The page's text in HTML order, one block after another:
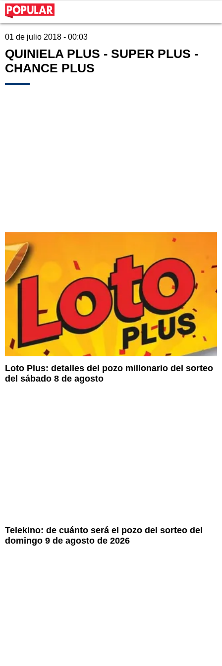
01 de julio 2018 - 00:03
QUINIELA PLUS - SUPER PLUS -
CHANCE PLUS
Loto Plus: detalles del pozo millonario del sorteo
del sábado 8 de agosto
Telekino: de cuánto será el pozo del sorteo del
domingo 9 de agosto de 2026